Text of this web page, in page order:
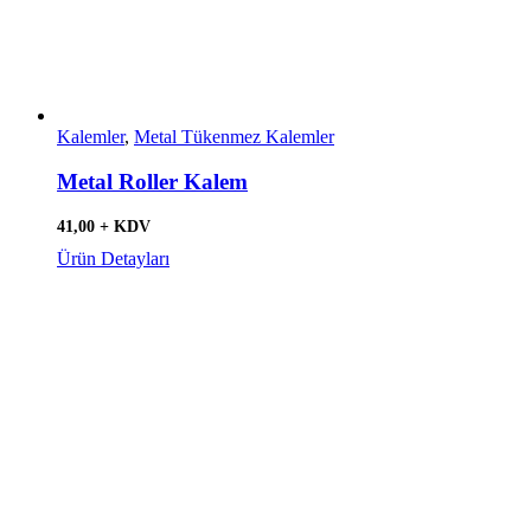
Kalemler, Metal Tükenmez Kalemler
Metal Roller Kalem
41,00 + KDV
Ürün Detayları